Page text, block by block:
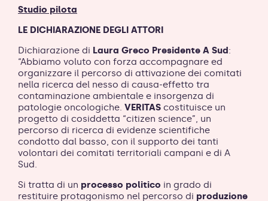
Studio pilota
LE DICHIARAZIONE DEGLI ATTORI
Dichiarazione di Laura Greco Presidente A Sud:
“Abbiamo voluto con forza accompagnare ed
organizzare il percorso di attivazione dei comitati
nella ricerca del nesso di causa-effetto tra
contaminazione ambientale e insorgenza di
patologie oncologiche. VERITAS costituisce un
progetto di cosiddetta “citizen science”, un
percorso di ricerca di evidenze scientifiche
condotto dal basso, con il supporto dei tanti
volontari dei comitati territoriali campani e di A
Sud.
Si tratta di un processo politico in grado di
restituire protagonismo nel percorso di produzione